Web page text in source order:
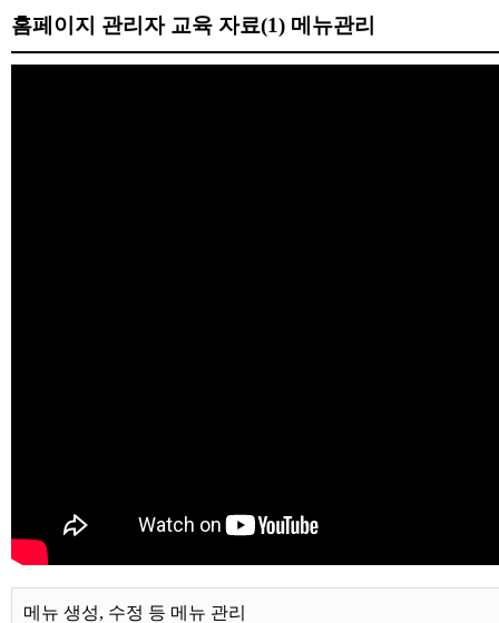
홈페이지 관리자 교육 자료(1) 메뉴관리
메뉴 생성, 수정 등 메뉴 관리